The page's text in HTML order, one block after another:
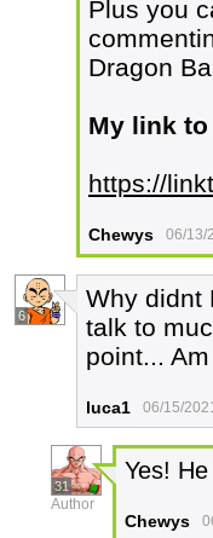
Plus you
Dragon
My link
https://
Chewys 06/13/
6
Why didnt
talk to
point...
luca1 06/15/
31
Author
Yes!
Chewys